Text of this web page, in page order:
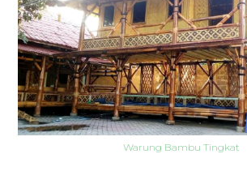
Warung Bambu Tingkat